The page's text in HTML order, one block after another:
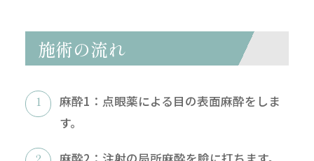
施術の流れ
麻酔1：点眼薬による目の表面麻酔をしま
す。